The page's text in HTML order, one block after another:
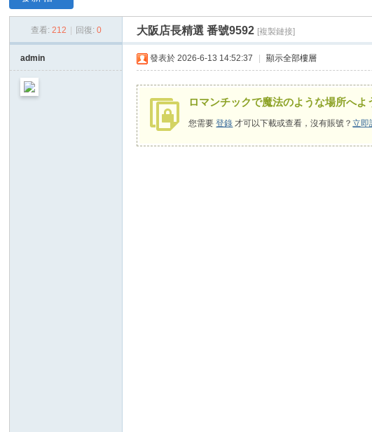
日
櫻
奈
查看: 212 回復: 0 大阪店長精選 番號9592 [複製鏈接]
admin 發表於 2026-6-13 14:52:37 顯示全部樓層
ロマンチックで魔法のような場所へよ
您需要登錄 才可以下載或查看，沒有賬號？立即